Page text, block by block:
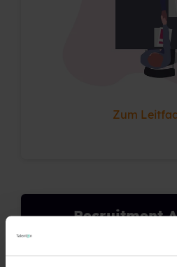
Zum
Recruitment